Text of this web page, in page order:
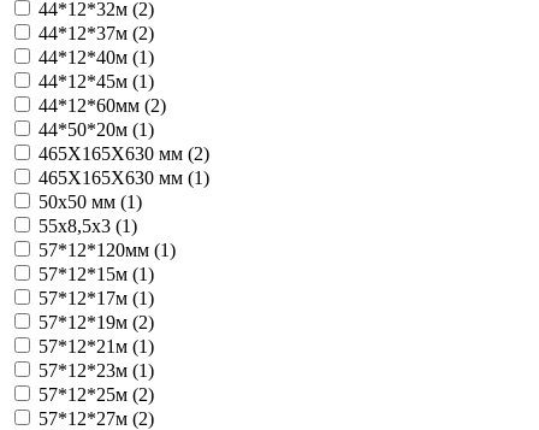
44*12*32м (2)
44*12*37м (2)
44*12*40м (1)
44*12*45м (1)
44*12*60мм (2)
44*50*20м (1)
465X165X630 мм (2)
465Х165Х630 мм (1)
50х50 мм (1)
55х8,5х3 (1)
57*12*120мм (1)
57*12*15м (1)
57*12*17м (1)
57*12*19м (2)
57*12*21м (1)
57*12*23м (1)
57*12*25м (2)
57*12*27м (2)